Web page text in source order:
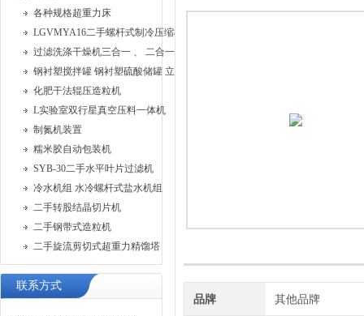
各种规格超重力床
LGVMYA16二手螺杆式制冷压缩机组
过滤洗涤干燥机三合一 、 二合一过滤洗涤机
钢衬塑搅拌罐 钢衬塑硫酸储罐 立式钢衬塑储罐
化肥干法辊压造粒机
L实验室双行星真空压料一体机
制氮机装置
糯米胶自动包装机
SYB-30二手水平叶片过滤机
冷水机组 水冷螺杆式盐水机组
二手转股结晶切片机
二手钢带式造粒机
二手旋流剪切式超重力精馏塔
联系方式
品牌 其他品牌